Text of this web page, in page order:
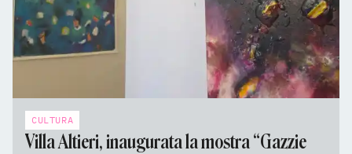
CULTURA
Villa Altieri, inaugurata la mostra “Gazzie